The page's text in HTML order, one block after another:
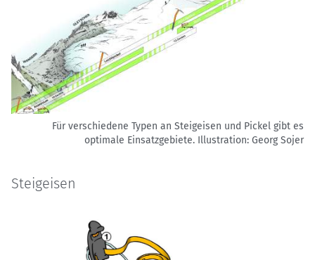
Für verschiedene Typen an Steigeisen und Pickel gibt es
optimale Einsatzgebiete. Illustration: Georg Sojer
Steigeisen